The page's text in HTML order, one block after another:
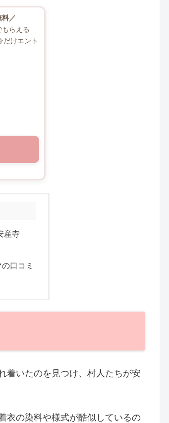
料／
らえる
だけエント
産寺
口コミ
着いたのを見つけ、村人たちが安
衣の染料や様式が酷似しているの